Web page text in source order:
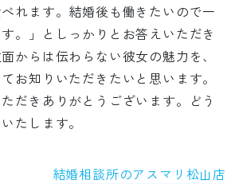
れます。結婚後も働きたいので一
。」としっかりとお答えいただき
からは伝わらない彼女の魅力を、
お知りいただきたいと思います。
だきありがとうございます。どう
たします。
結婚相談所のアスマリ松山店